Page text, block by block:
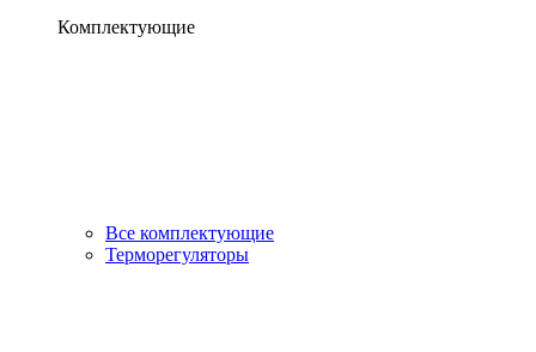
Комплектующие
Все комплектующие
Терморегуляторы